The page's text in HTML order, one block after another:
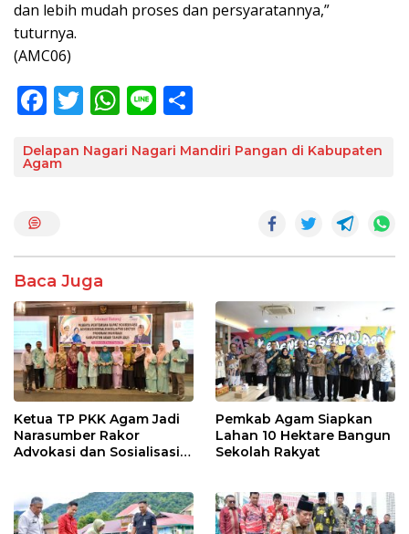
dan lebih mudah proses dan persyaratannya,”
tuturnya.
(AMC06)
F
e
o
k
T
itt
W
at
p
Li
e ar
Delapan Nagari Nagari Mandiri Pangan di Kabupaten
Agam
Baca Juga
Ketua TP PKK Agam Jadi
Narasumber Rakor
Advokasi dan Sosialisasi
Pemkab Agam Siapkan
Lahan 10 Hektare Bangun
Sekolah Rakyat